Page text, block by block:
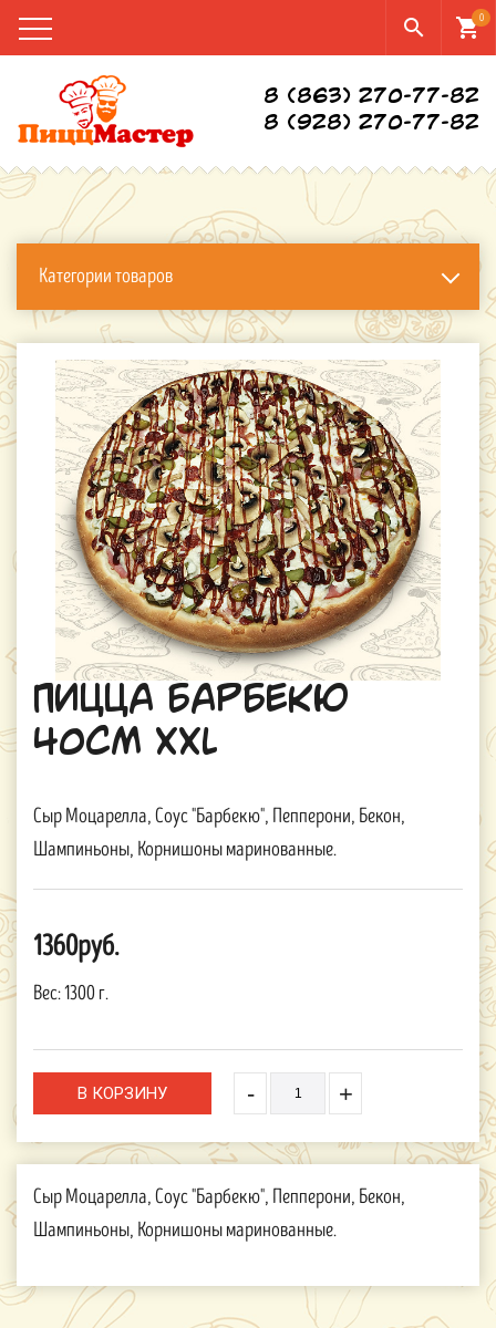
shopping_cart0
search
8 (863) 270-77-82
8 (928) 270-77-82
Категории товаров
Пицца Барбекю
40см XXL
Сыр Моцарелла, Соус "Барбекю", Пепперони, Бекон,
Шампиньоны, Корнишоны маринованные.
1360руб.
Вес:1300 г.
- +
Сыр Моцарелла, Соус "Барбекю", Пепперони, Бекон,
Шампиньоны, Корнишоны маринованные.